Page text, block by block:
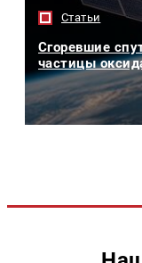
Статьи
Сгоревшие
частицы